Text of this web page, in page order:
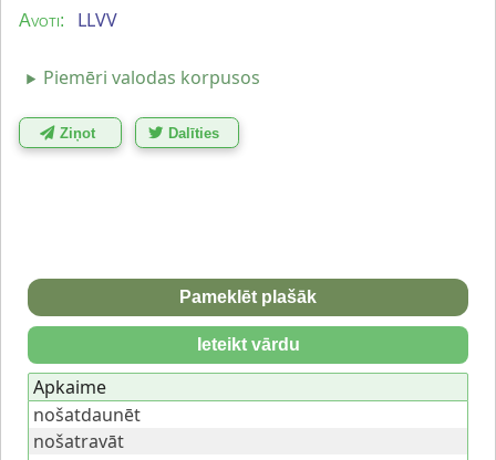
Avoti: LLVV
Piemēri valodas korpusos
Ziņot Dalīties
Pameklēt plašāk
Ieteikt vārdu
Apkaime
nošatdaunēt
nošatravāt